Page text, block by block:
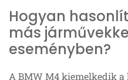
Hogyan
más
eseményben?
A BMW M4 kiemelkedik